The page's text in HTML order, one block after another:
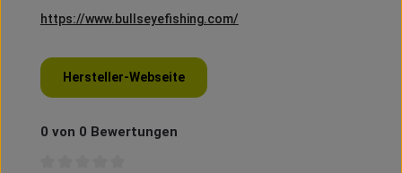
https://www.bullseyefishing.com/
Hersteller-Webseite
0 von 0 Bewertungen